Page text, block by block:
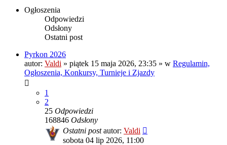
Ogłoszenia
Odpowiedzi
Odsłony
Ostatni post
Pyrkon 2026
autor: Valdi » piątek 15 maja 2026, 23:35 » w Regulamin,
Ogłoszenia, Konkursy, Turnieje i Zjazdy
1
2
25 Odpowiedzi
168846 Odsłony
Ostatni postautor: Valdi
sobota 04 lip 2026, 11:00